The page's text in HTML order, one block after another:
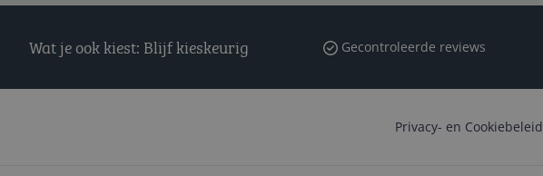
Wat je ook kiest: Blijf kieskeurig Gecontroleerde reviews
Privacy- en Cookiebeleid